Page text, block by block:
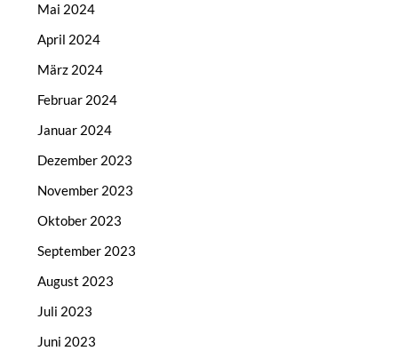
Mai 2024
April 2024
März 2024
Februar 2024
Januar 2024
Dezember 2023
November 2023
Oktober 2023
September 2023
August 2023
Juli 2023
Juni 2023